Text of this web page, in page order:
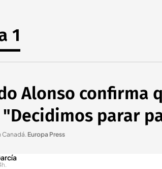
1
Alonso confirma
"Decidimos parar
Canadá. Europa Press